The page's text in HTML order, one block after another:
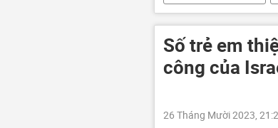
Thế giới
Việt Nam
Số trẻ em
công của
26 Tháng Mười 2023,